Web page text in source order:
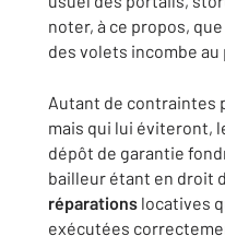
noter, à ce propos,
des volets incombe
Autant de contraintes
mais qui lui éviteront,
dépôt de garantie
bailleur étant en droit
réparations locatives
exécutées